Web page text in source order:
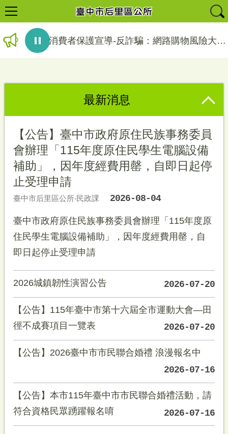
消費者保護宣導-反詐騙：網路購物風險大，請選擇信任商家。電話談錢要謹慎，守護錢財不悔恨。－法務部調查局臺中市調查處...
最新消息
【公告】臺中市政府原住民族事務委員
會辦理「115年度原住民學生電腦設備
補助」，因年度經費用罄，自即日起停
止受理申請
臺中市后里區公所‧民政課 2026-08-04
臺中市政府原住民族事務委員會辦理「115年度原
住民學生電腦設備補助」，因年度經費用罄，自
即日起停止受理申請
2026城鎮韌性演習公告 2026-07-20
【公告】115年臺中市第十六屆全市運動大會—田
徑不成賽項目一覽表
2026-07-20
【公告】2026臺中市市民聯合婚禮 浪漫報名中
2026-07-16
【公告】本市115年臺中市市民聯合婚禮活動，請
符合資格民眾踴躍報名唷
2026-07-16